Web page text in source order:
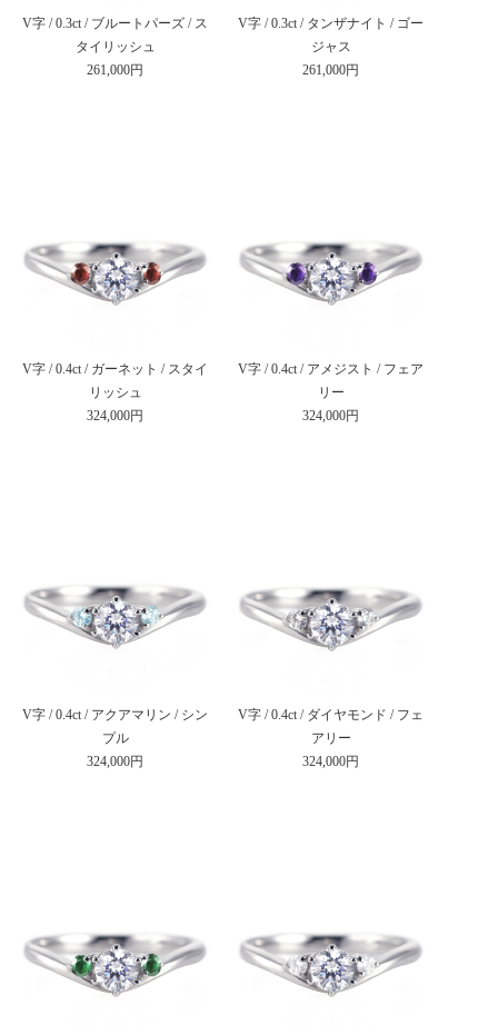
V字 / 0.3ct / ブルートパーズ / ス
タイリッシュ
261,000円
V字 / 0.3ct / タンザナイト / ゴー
ジャス
261,000円
V字 / 0.4ct / ガーネット / スタイ
リッシュ
324,000円
V字 / 0.4ct / アメジスト / フェア
リー
324,000円
V字 / 0.4ct / アクアマリン / シン
プル
324,000円
V字 / 0.4ct / ダイヤモンド / フェ
アリー
324,000円